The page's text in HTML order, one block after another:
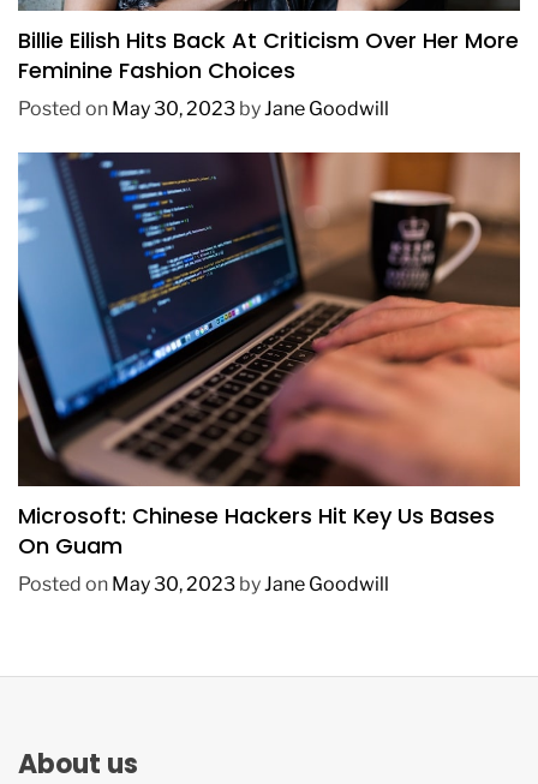
Billie Eilish Hits Back At Criticism Over Her More
Feminine Fashion Choices
Posted on May 30, 2023 by Jane Goodwill
TECHNOLOGY
Microsoft: Chinese Hackers Hit Key Us Bases
On Guam
Posted on May 30, 2023 by Jane Goodwill
About us